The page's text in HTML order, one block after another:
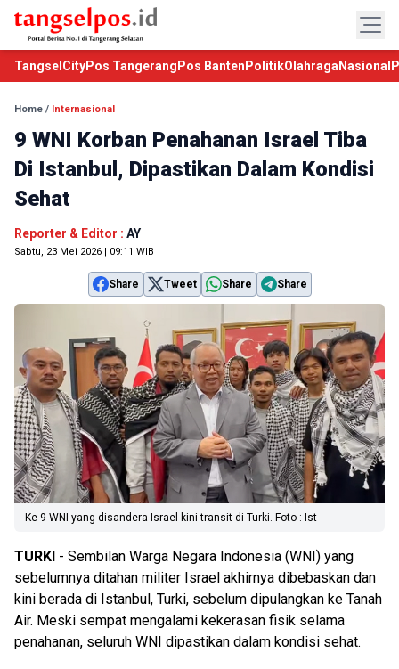
TangselCityPos Tangerang Pos Banten PolitikOlahraga Nasional
Home / Internasional
9 WNI Korban Penahanan Israel Tiba
Di Istanbul, Dipastikan Dalam Kondisi
Sehat
Reporter & Editor : AY
Sabtu, 23 Mei 2026 | 09:11 WIB
Share Tweet Share Share
Ke 9 WNI yang disandera Israel kini transit di Turki. Foto : Ist
TURKI - Sembilan Warga Negara Indonesia (WNI) yang
sebelumnya ditahan militer Israel akhirnya dibebaskan dan
kini berada di Istanbul, Turki, sebelum dipulangkan ke Tanah
Air. Meski sempat mengalami kekerasan fisik selama
penahanan, seluruh WNI dipastikan dalam kondisi sehat.